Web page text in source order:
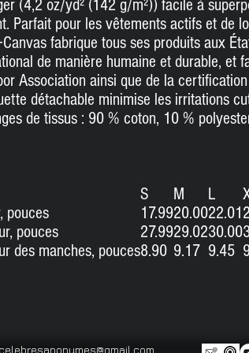
(4,2 oz/yd² (142 g/m²)) facile à
Parfait pour les vêtements actifs et de
fabrique tous ses produits aux
de manière humaine et durable, et
Association ainsi que de la
détachable minimise les irritations
de tissus : 90 % coton, 10 %
S M L
pouces
17.9920.0022.01
pouces
27.9929.0230.00
des manches, pouces8.90 9.17 9.45